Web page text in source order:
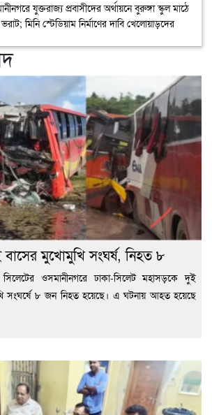
যুক্তরাজ্য প্রবাসীদের অর্থায়নে বুরুঙ্গা স্কুল মাঠে
ভরাট; মিনি স্টেডিয়াম নির্মাণের দাবি খেলোয়াড়দের
মুখোমুখি সংঘর্ষ, নিহত ৮
সিলেটের ওসমানীনগরে ঢাকা-সিলেট মহাসড়কে দুই
সংঘর্ষে ৮ জন নিহত হয়েছে। এ ঘটনায় আহত হয়েছে